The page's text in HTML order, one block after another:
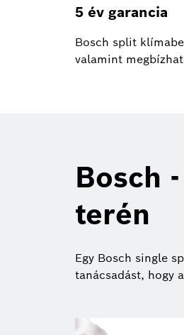
5 év garancia
Bosch split
valamint
Bosch
terén
Egy Bosch single
tanácsadást, hogy